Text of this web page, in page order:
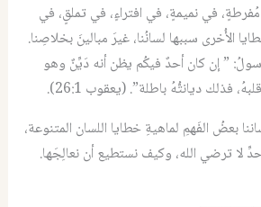
في نميمةٍ، في افتراءٍ، في تملقٍ، في
الأُخرى سببها لسانُنا، غيرَ مبالينَ بخلاصِنا.
” إن كان أحدٌ فيكُم يظن أنه دَيِّنٌ وهو
فذلك ديانتُّهُ باطلة”. (يعقوب 26:1).
بعضُ الفَهمِ لماهيةِ خطايا اللسان المتنوعة،
حدِّ لا ترضي الله، وكيف نستطيع أن نعالِجَها.